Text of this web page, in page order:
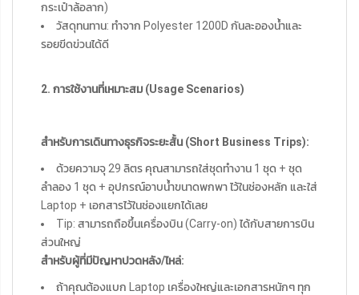
กระเป๋าล้อลาก)
วัสดุทนทาน: ทำจาก Polyester 1200D กันละอองน้ำและ
รอยขีดข่วนได้ดี
2. การใช้งานที่เหมาะสม (Usage Scenarios)
สำหรับการเดินทางธุรกิจระยะสั้น (Short Business Trips):
ด้วยความจุ 29 ลิตร คุณสามารถใส่ชุดทำงาน 1 ชุด + ชุด
ลำลอง 1 ชุด + อุปกรณ์อาบน้ำขนาดพกพา ไว้ในช่องหลัก และใส่
Laptop + เอกสารไว้ในช่องแยกได้เลย
Tip: สามารถถือขึ้นเครื่องบิน (Carry-on) ได้กับสายการบิน
ส่วนใหญ่
สำหรับผู้ที่มีปัญหาปวดหลัง/ไหล่:
ถ้าคุณต้องแบก Laptop เครื่องใหญ่และเอกสารหนักๆ ทุก